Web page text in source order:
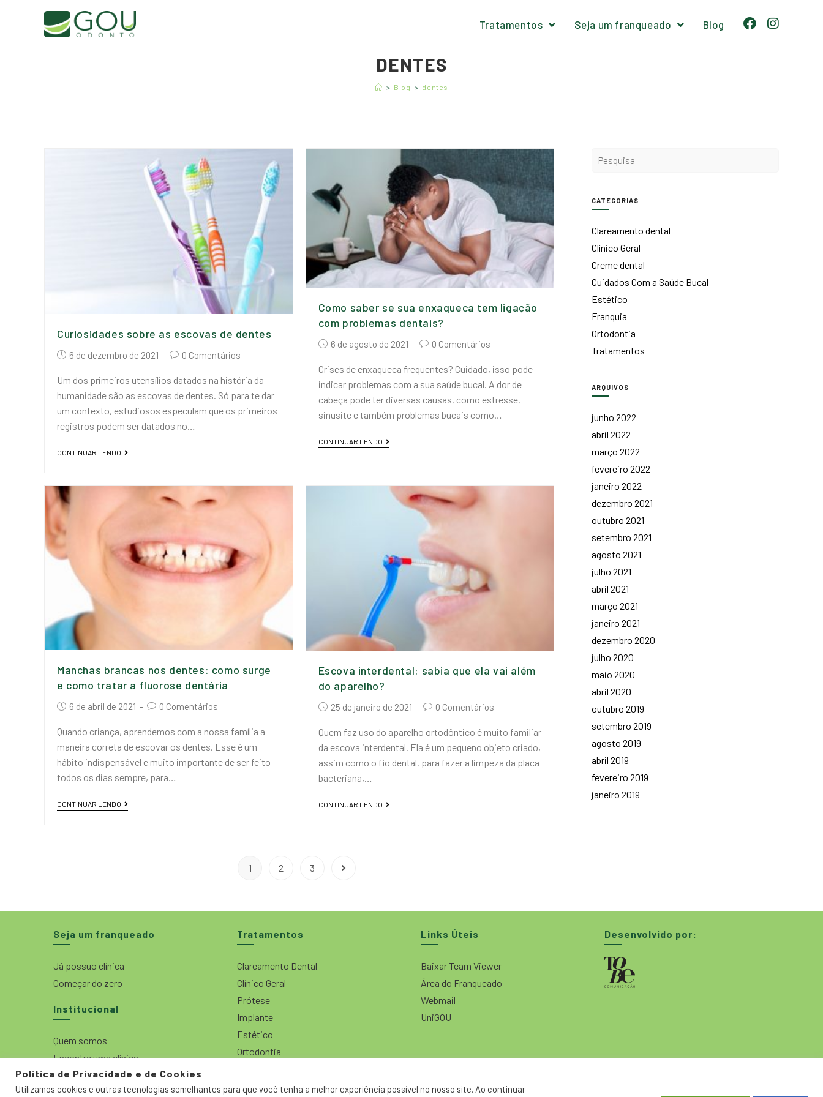
Tratamentos Seja um franqueado Blog
DENTES
> Blog > dentes
Curiosidades sobre as escovas de dentes
6 de dezembro de 2021 0 Comentários
Um dos primeiros utensílios datados na história da
humanidade são as escovas de dentes. Só para te dar
um contexto, estudiosos especulam que os primeiros
registros podem ser datados no…
CONTINUAR LENDO
Como saber se sua enxaqueca tem ligação
com problemas dentais?
6 de agosto de 2021 0 Comentários
Crises de enxaqueca frequentes? Cuidado, isso pode
indicar problemas com a sua saúde bucal. A dor de
cabeça pode ter diversas causas, como estresse,
sinusite e também problemas bucais como…
CONTINUAR LENDO
Manchas brancas nos dentes: como surge
e como tratar a fluorose dentária
6 de abril de 2021 0 Comentários
Quando criança, aprendemos com a nossa família a
maneira correta de escovar os dentes. Esse é um
hábito indispensável e muito importante de ser feito
todos os dias sempre, para…
CONTINUAR LENDO
Escova interdental: sabia que ela vai além
do aparelho?
25 de janeiro de 2021 0 Comentários
Quem faz uso do aparelho ortodôntico é muito familiar
da escova interdental. Ela é um pequeno objeto criado,
assim como o fio dental, para fazer a limpeza da placa
bacteriana,…
CONTINUAR LENDO
1 2 3
CATEGORIAS
Clareamento dental
Clínico Geral
Creme dental
Cuidados Com a Saúde Bucal
Estético
Franquia
Ortodontia
Tratamentos
ARQUIVOS
junho 2022
abril 2022
março 2022
fevereiro 2022
janeiro 2022
dezembro 2021
outubro 2021
setembro 2021
agosto 2021
julho 2021
abril 2021
março 2021
janeiro 2021
dezembro 2020
julho 2020
maio 2020
abril 2020
outubro 2019
setembro 2019
agosto 2019
abril 2019
fevereiro 2019
janeiro 2019
Seja um franqueado
Já possuo clínica
Começar do zero
Institucional
Quem somos
Encontre uma clínica
Contato
Blog
Tratamentos
Clareamento Dental
Clínico Geral
Prótese
Implante
Estético
Ortodontia
Links Úteis
Baixar Team Viewer
Área do Franqueado
Webmail
UniGOU
Desenvolvido por:
Política de Privacidade e de Cookies
Utilizamos cookies e outras tecnologias semelhantes para que você tenha a melhor experiência possível no nosso site. Ao continuar